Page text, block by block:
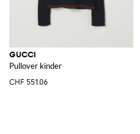
GUCCI
Pullover kinder
CHF 551.06